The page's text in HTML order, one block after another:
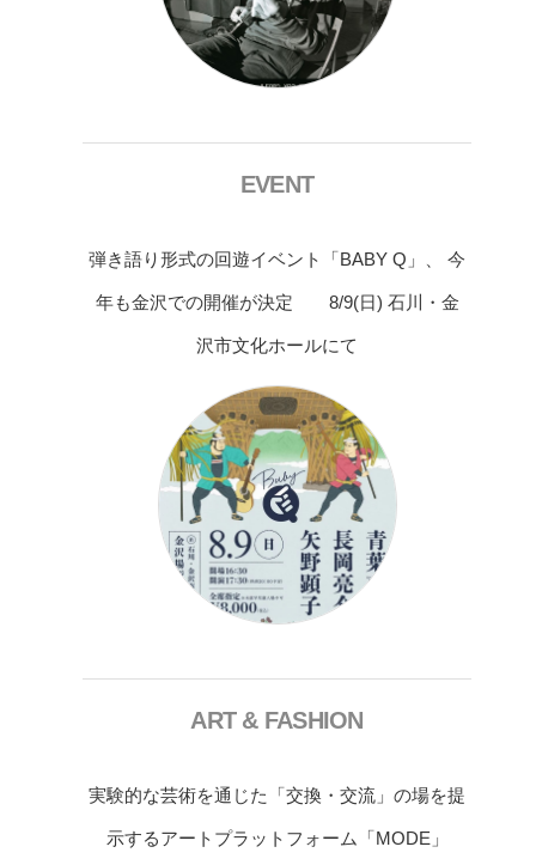
EVENT
弾き語り形式の回遊イベント「BABY Q」、 今
年も金沢での開催が決定 8/9(日) 石川・金
沢市文化ホールにて
ART & FASHION
実験的な芸術を通じた「交換・交流」の場を提
示するアートプラットフォーム「MODE」